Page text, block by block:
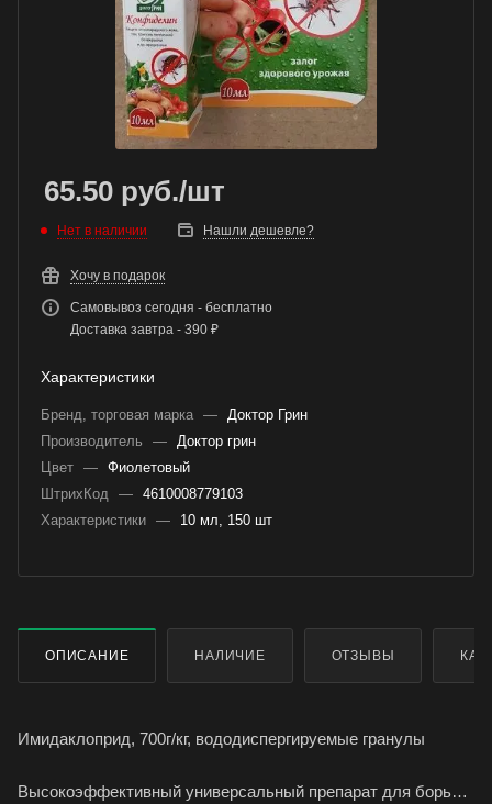
65.50 руб./шт
Нет в наличии Нашли дешевле?
Хочу в подарок
Самовывоз сегодня - бесплатно
Доставка завтра - 390 ₽
Характеристики
Бренд, торговая марка — Доктор Грин
Производитель
— Доктор грин
Цвет — Фиолетовый
ШтрихКод — 4610008779103
Характеристики — 10 мл, 150 шт
ОПИСАНИЕ НАЛИЧИЕ ОТЗЫВЫ
Имидаклоприд, 700г/кг, вододиспергируемые гранулы
Высокоэффективный универсальный препарат для борьбы